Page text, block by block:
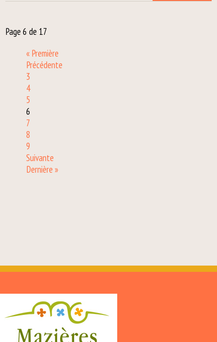
Page 6 de 17
« Première
Précédente
3
4
5
6
7
8
9
Suivante
Dernière »